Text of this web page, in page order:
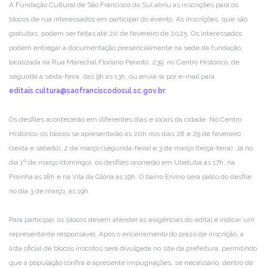
A Fundação Cultural de São Francisco do Sul abriu as inscrições para os
blocos de rua interessados em participar do evento. As inscrições, que são
gratuitas, podem ser feitas até 20 de fevereiro de 2025. Os interessados
podem entregar a documentação presencialmente na sede da fundação,
localizada na Rua Marechal Floriano Peixoto, 239, no Centro Histórico, de
segunda a sexta-feira, das 9h às 13h, ou enviá-la por e-mail para
editais.cultura@saofranciscodosul.sc.gov.br.
Os desfiles acontecerão em diferentes dias e locais da cidade. No Centro
Histórico, os blocos se apresentarão às 20h nos dias 28 e 29 de fevereiro
(sexta e sábado), 2 de março (segunda-feira) e 3 de março (terça-feira). Já no
dia 1º de março (domingo), os desfiles ocorrerão em Ubatuba às 17h, na
Prainha às 18h e na Vila da Glória às 19h. O bairro Ervino será palco do desfile
no dia 3 de março, às 19h.
Para participar, os blocos devem atender às exigências do edital e indicar um
representante responsável. Após o encerramento do prazo de inscrição, a
lista oficial de blocos inscritos será divulgada no site da prefeitura, permitindo
que a população confira e apresente impugnações, se necessário, dentro de